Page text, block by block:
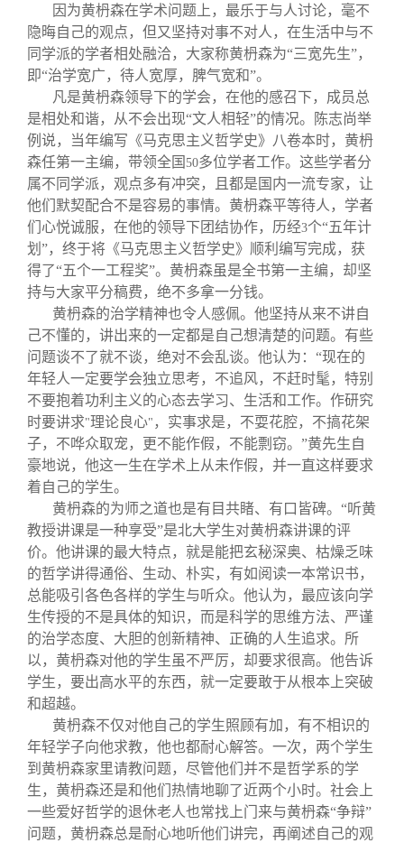
因为黄枬森在学术问题上，最乐于与人讨论，毫不
隐晦自己的观点，但又坚持对事不对人，在生活中与不
同学派的学者相处融洽，大家称黄枬森为“三宽先生”，
即“治学宽广，待人宽厚，脾气宽和”。
凡是黄枬森领导下的学会，在他的感召下，成员总
是相处和谐，从不会出现“文人相轻”的情况。陈志尚举
例说，当年编写《马克思主义哲学史》八卷本时，黄枬
森任第一主编，带领全国 50多位学者工作。这些学者分
属不同学派，观点多有冲突，且都是国内一流专家，让
他们默契配合不是容易的事情。黄枬森平等待人，学者
们心悦诚服，在他的领导下团结协作，历经3个“五年计
划”，终于将《马克思主义哲学史》顺利编写完成，获
得了“五个一工程奖”。黄枬森虽是全书第一主编，却坚
持与大家平分稿费，绝不多拿一分钱。
黄枬森的治学精神也令人感佩。他坚持从来不讲自
己不懂的，讲出来的一定都是自己想清楚的问题。有些
问题谈不了就不谈，绝对不会乱谈。他认为：“现在的
年轻人一定要学会独立思考，不追风，不赶时髦，特别
不要抱着功利主义的心态去学习、生活和工作。作研究
时要讲求"理论良心" ，实事求是，不耍花腔，不搞花架
子，不哗众取宠，更不能作假，不能剽窃。”黄先生自
豪地说，他这一生在学术上从未作假，并一直这样要求
着自己的学生。
黄枬森的为师之道也是有目共睹、有口皆碑。“听黄
教授讲课是一种享受”是北大学生对黄枬森讲课的评
价。他讲课的最大特点，就是能把玄秘深奥、枯燥乏味
的哲学讲得通俗、生动、朴实，有如阅读一本常识书，
总能吸引各色各样的学生与听众。他认为，最应该向学
生传授的不是具体的知识，而是科学的思维方法、严谨
的治学态度、大胆的创新精神、正确的人生追求。所
以，黄枬森对他的学生虽不严厉，却要求很高。他告诉
学生，要出高水平的东西，就一定要敢于从根本上突破
和超越。
黄枬森不仅对他自己的学生照顾有加，有不相识的
年轻学子向他求教，他也都耐心解答。一次，两个学生
到黄枬森家里请教问题，尽管他们并不是哲学系的学
生，黄枬森还是和他们热情地聊了近两个小时。社会上
一些爱好哲学的退休老人也常找上门来与黄枬森“争辩”
问题，黄枬森总是耐心地听他们讲完，再阐述自己的观